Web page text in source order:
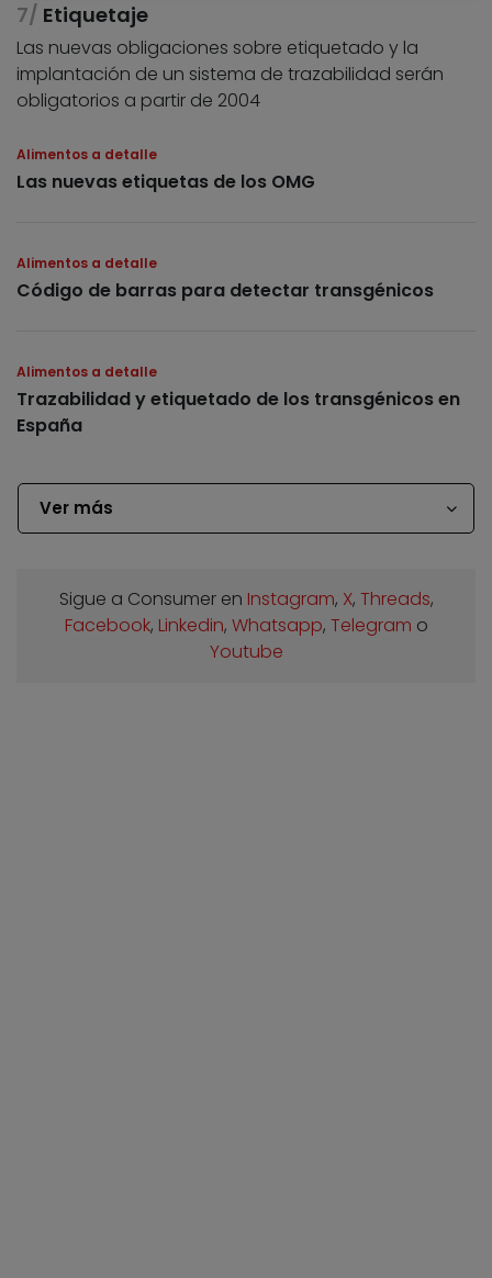
Etiquetaje
Las nuevas obligaciones sobre etiquetado y la
implantación de un sistema de trazabilidad serán
obligatorios a partir de 2004
Alimentos a detalle
Las nuevas etiquetas de los OMG
Alimentos a detalle
Código de barras para detectar transgénicos
Alimentos a detalle
Trazabilidad y etiquetado de los transgénicos en
España
Ver más
Sigue a Consumer en Instagram, X, Threads,
Facebook, Linkedin, Whatsapp, Telegram o
Youtube